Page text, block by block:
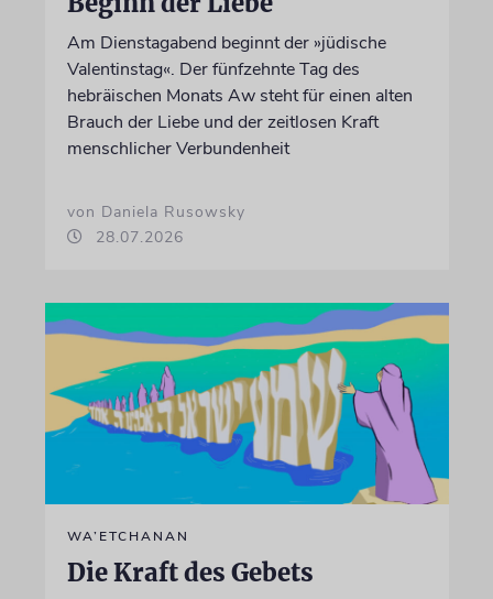
Am Dienstagabend beginnt der »jüdische
Valentinstag«. Der fünfzehnte Tag des
hebräischen Monats Aw steht für einen alten
Brauch der Liebe und der zeitlosen Kraft
menschlicher Verbundenheit
von Daniela Rusowsky
28.07.2026
WA’ETCHANAN
Die Kraft des Gebets